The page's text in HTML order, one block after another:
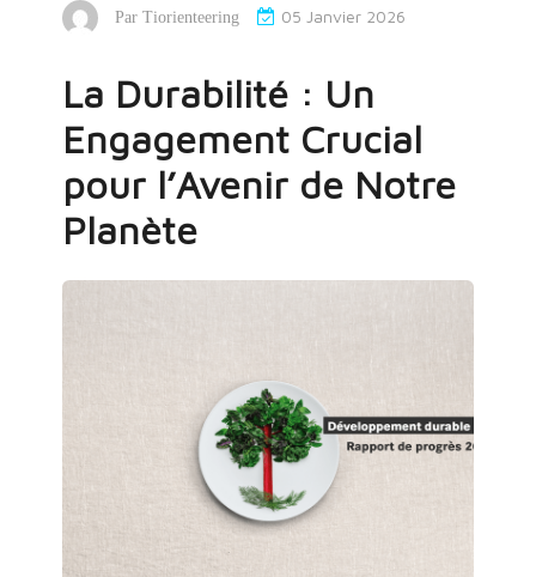
Par Tiorienteering 05 Janvier 2026
La Durabilité : Un
Engagement Crucial
pour l’Avenir de Notre
Planète